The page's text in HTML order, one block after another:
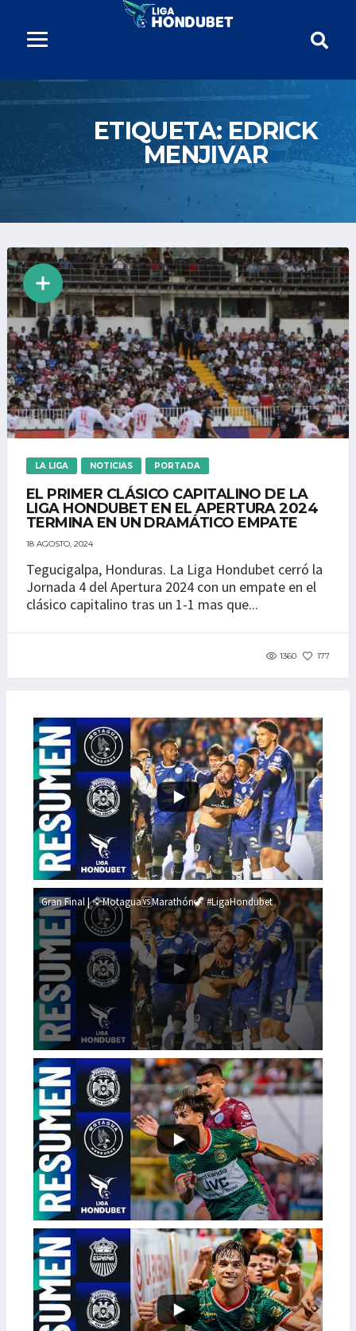
ETIQUETA: EDRICK
MENJIVAR
LA LIGA NOTICIAS PORTADA
EL PRIMER CLÁSICO CAPITALINO DE LA
LIGA HONDUBET EN EL APERTURA 2024
TERMINA EN UN DRAMÁTICO EMPATE
18 AGOSTO, 2024
Tegucigalpa, Honduras. La Liga Hondubet cerró la
Jornada 4 del Apertura 2024 con un empate en el
clásico capitalino tras un 1-1 mas que...
1360 177
Gran Final | 🦅Motagua🆚Marathón🦖 #LigaHondubet